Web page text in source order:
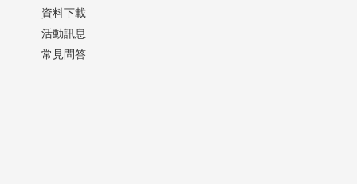
資料下載
活動訊息
常見問答